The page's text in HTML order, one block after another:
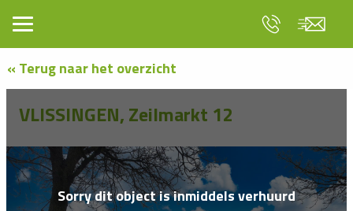
« Terug naar het overzicht
Sorry dit object is inmiddels verhuurd
VLISSINGEN, Zeilmarkt 12